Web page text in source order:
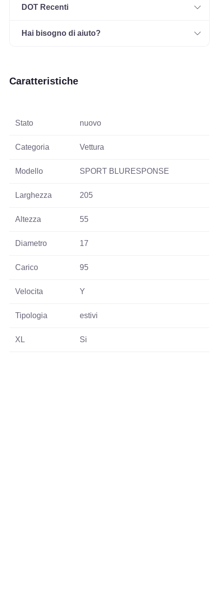
DOT Recenti
Hai bisogno di aiuto?
Caratteristiche
Stato nuovo
Categoria Vettura
Modello SPORT BLURESPONSE
Larghezza 205
Altezza 55
Diametro 17
Carico 95
Velocita Y
Tipologia estivi
XL Si